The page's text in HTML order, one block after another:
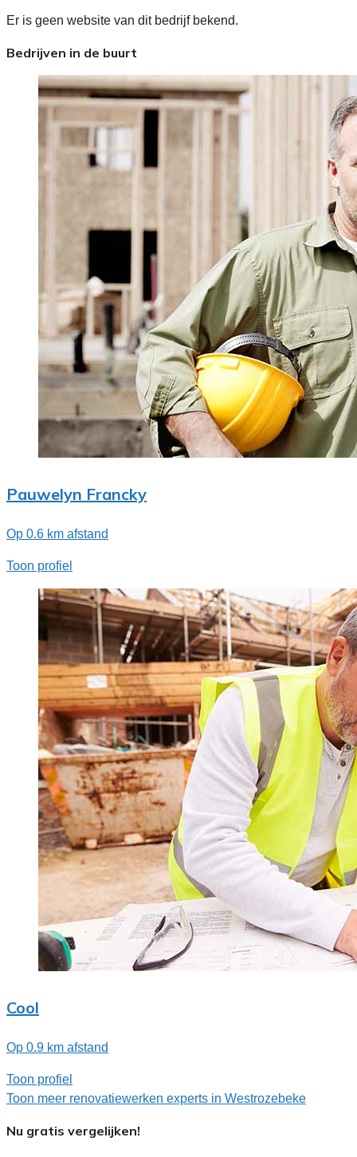
Er is geen website van dit bedrijf bekend.
Bedrijven in de buurt
Pauwelyn Francky
Op 0.6 km afstand
Toon profiel
Cool
Op 0.9 km afstand
Toon profiel
Toon meer renovatiewerken experts in Westrozebeke
Nu gratis vergelijken!